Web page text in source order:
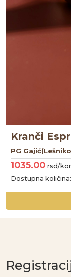
Kranči
PG
1035.00 rsd/
Dostupna količina: